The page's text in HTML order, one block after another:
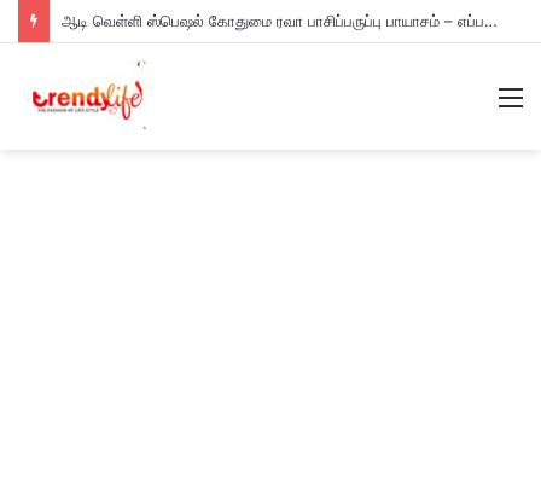
ஆடி வெள்ளி ஸ்பெஷல் கோதுமை ரவா பாசிப்பருப்பு பாயாசம் – எப்படி செய்யணும் தெரியுமா?